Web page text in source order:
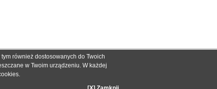
dla określenia kompatybilności produktów.
nie mogą być podstawą roszczeń.
również dostosowanych do Twoich
w Twoim urządzeniu. W każdej
.